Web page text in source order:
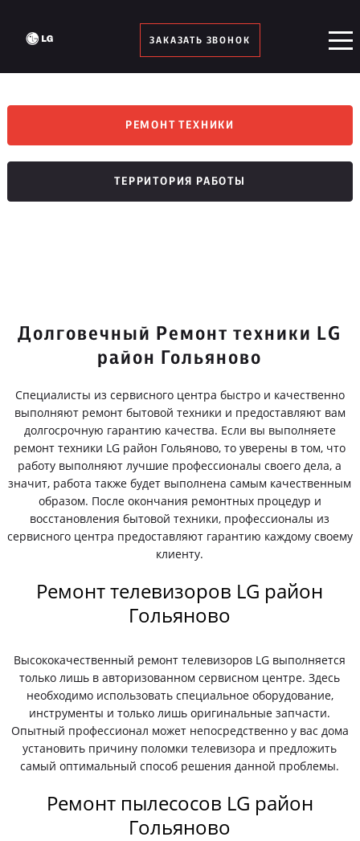
ЗАКАЗАТЬ ЗВОНОК
РЕМОНТ ТЕХНИКИ
ТЕРРИТОРИЯ РАБОТЫ
Долговечный Ремонт техники LG
район Гольяново
Специалисты из сервисного центра быстро и качественно
выполняют ремонт бытовой техники и предоставляют вам
долгосрочную гарантию качества. Если вы выполняете
ремонт техники LG район Гольяново, то уверены в том, что
работу выполняют лучшие профессионалы своего дела, а
значит, работа также будет выполнена самым качественным
образом. После окончания ремонтных процедур и
восстановления бытовой техники, профессионалы из
сервисного центра предоставляют гарантию каждому своему
клиенту.
Ремонт телевизоров LG район
Гольяново
Высококачественный ремонт телевизоров LG выполняется
только лишь в авторизованном сервисном центре. Здесь
необходимо использовать специальное оборудование,
инструменты и только лишь оригинальные запчасти.
Опытный профессионал может непосредственно у вас дома
установить причину поломки телевизора и предложить
самый оптимальный способ решения данной проблемы.
Ремонт пылесосов LG район
Гольяново